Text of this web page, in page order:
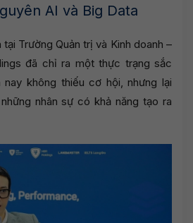
AI và Big Data
Trường Quản trị và Kinh doanh –
đã chỉ ra một thực trạng sắc
không thiếu cơ hội, nhưng lại
nhân sự có khả năng tạo ra